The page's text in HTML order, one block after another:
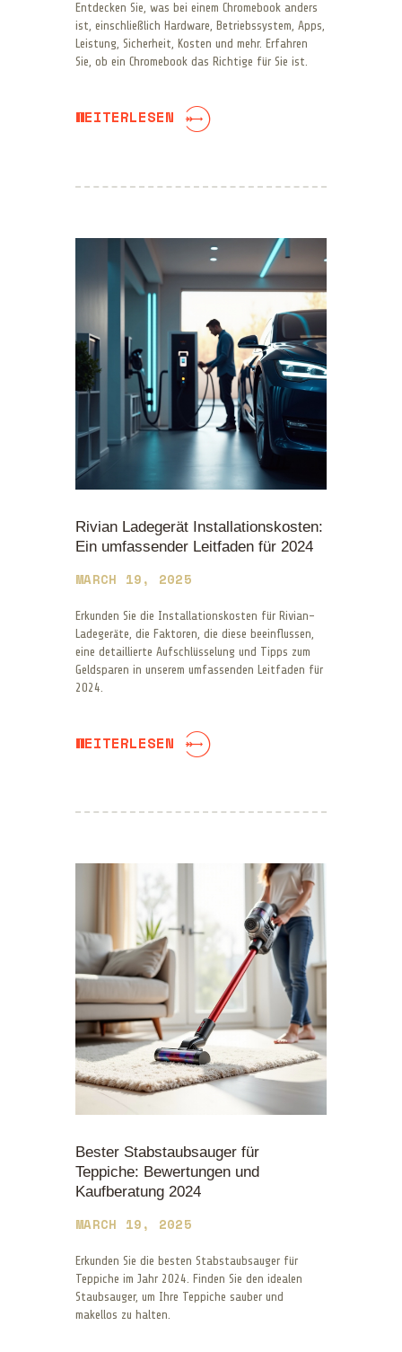
Entdecken Sie, was bei einem Chromebook anders
ist, einschließlich Hardware, Betriebssystem, Apps,
Leistung, Sicherheit, Kosten und mehr. Erfahren
Sie, ob ein Chromebook das Richtige für Sie ist.
WEITERLESEN
Rivian Ladegerät Installationskosten:
Ein umfassender Leitfaden für 2024
MARCH 19, 2025
Erkunden Sie die Installationskosten für Rivian-
Ladegeräte, die Faktoren, die diese beeinflussen,
eine detaillierte Aufschlüsselung und Tipps zum
Geldsparen in unserem umfassenden Leitfaden für
2024.
WEITERLESEN
Bester Stabstaubsauger für
Teppiche: Bewertungen und
Kaufberatung 2024
MARCH 19, 2025
Erkunden Sie die besten Stabstaubsauger für
Teppiche im Jahr 2024. Finden Sie den idealen
Staubsauger, um Ihre Teppiche sauber und
makellos zu halten.